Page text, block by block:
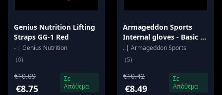
Genius Nutrition Lifting
Straps GG-1 Red
- | Genius Nutrition
(0)
€10.09
€8.75
Σε
Απόθεμα
Armageddon Sports
Internal gloves - Basic -
Black
. | Armageddon Sports
(5)
€10.42
€8.49
Σε
Απόθεμα